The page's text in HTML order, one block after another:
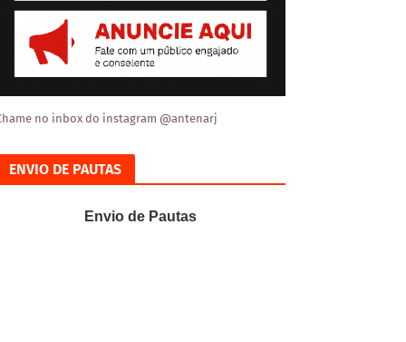
no inbox do instagram @antenarj
ENVIO DE PAUTAS
Envio de Pautas